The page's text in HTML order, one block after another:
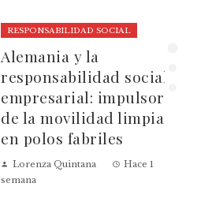
RESPONSABILIDAD SOCIAL
Alemania y la
responsabilidad social
empresarial: impulsores
de la movilidad limpia
en polos fabriles
Lorenza Quintana
Hace 1
semana